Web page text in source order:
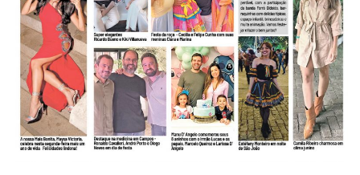
Hesea
Tecnologia
Sistemas